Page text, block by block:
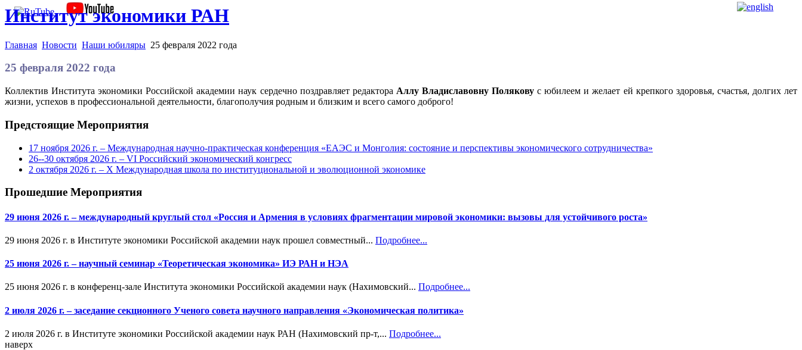
Институт экономики РАН
Главная Новости Наши юбиляры 25 февраля 2022 года
25 февраля 2022 года
Коллектив Института экономики Российской академии наук сердечно поздравляет редактора Аллу Владиславовну Полякову с юбилеем и желает ей крепкого здоровья, счастья, долгих лет
жизни, успехов в профессиональной деятельности, благополучия родным и близким и всего самого доброго!
Предстоящие Мероприятия
17 ноября 2026 г. – Международная научно-практическая конференция «ЕАЭС и Монголия: состояние и перспективы экономического сотрудничества»
26--30 октября 2026 г. – VI Российский экономический конгресс
2 октября 2026 г. – X Международная школа по институциональной и эволюционной экономике
Прошедшие Мероприятия
29 июня 2026 г. – международный круглый стол «Россия и Армения в условиях фрагментации мировой экономики: вызовы для устойчивого роста»
29 июня 2026 г. в Институте экономики Российской академии наук прошел совместный... Подробнее...
25 июня 2026 г. – научный семинар «Теоретическая экономика» ИЭ РАН и НЭА
25 июня 2026 г. в конференц-зале Института экономики Российской академии наук (Нахимовский... Подробнее...
2 июля 2026 г. – заседание секционного Ученого совета научного направления «Экономическая политика»
2 июля 2026 г. в Институте экономики Российской академии наук РАН (Нахимовский пр-т,... Подробнее...
наверх